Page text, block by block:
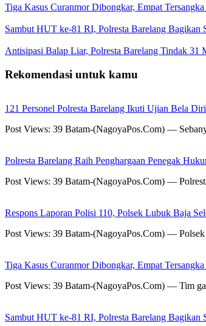
Tiga Kasus Curanmor Dibongkar, Empat
Sambut HUT ke-81 RI, Polresta Barelang Bagikan
Antisipasi Balap Liar, Polresta Barelang Tindak 31
Rekomendasi untuk kamu
121 Personel Polresta Barelang Ikuti Ujian Bela
Post Views: 39 Batam-(NagoyaPos.Com) —
Polresta Barelang Raih Penghargaan Penegak
Post Views: 39 Batam-(NagoyaPos.Com) —
Respons Laporan Polisi 110, Polsek Lubuk Baja
Post Views: 39 Batam-(NagoyaPos.Com) —
Tiga Kasus Curanmor Dibongkar, Empat
Post Views: 39 Batam-(NagoyaPos.Com) — Tim
Sambut HUT ke-81 RI, Polresta Barelang Bagikan